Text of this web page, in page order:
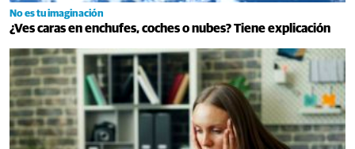
No es tu imaginación
¿Ves caras en enchufes, coches o nubes? Tiene explicación